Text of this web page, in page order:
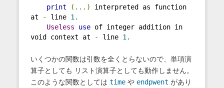
print (...)
interpreted as function
at
- line 1.
Useless
use of integer addition in
void context at
- line 1.
いくつかの関数は引数を全くとらないので、単項演
算子としても リスト演算子としても動作しません。
このような関数としては timeや endpwent があり